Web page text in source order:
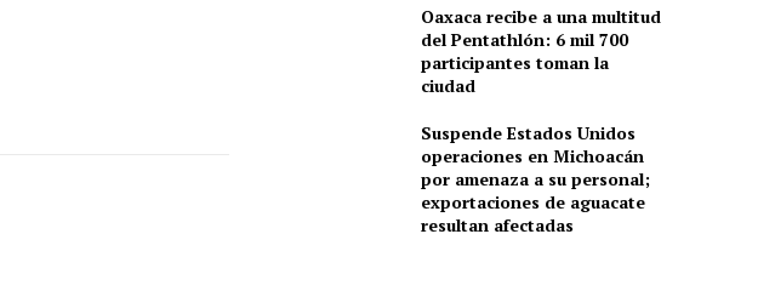
Oaxaca recibe a una multitud
del Pentathlón: 6 mil 700
participantes toman la
ciudad
Suspende Estados Unidos
operaciones en Michoacán
por amenaza a su personal;
exportaciones de aguacate
resultan afectadas